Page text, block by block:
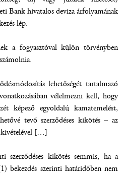
Bank hivatalos deviza árfolyamának
lép.
a fogyasztóval külön törvényben
lehetőségét tartalmazó
vélelmezni kell, hogy
képező egyoldalú kamatemelést,
tevő szerződéses kikötés – az
kivételével […]
szerződéses kikötés semmis, ha a
bekezdés szerinti határidőben nem